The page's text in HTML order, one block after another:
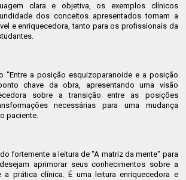
clara e objetiva, os exemplos clínicos
dos conceitos apresentados tornam a
e enriquecedora, tanto para os profissionais da
"Entre a posição esquizoparanoide e a posição
chave da obra, apresentando uma visão
sobre a transição entre as posições
necessárias para uma mudança
paciente.
fortemente a leitura de "A matriz da mente" para
aprimorar seus conhecimentos sobre a
a prática clínica. É uma leitura enriquecedora e